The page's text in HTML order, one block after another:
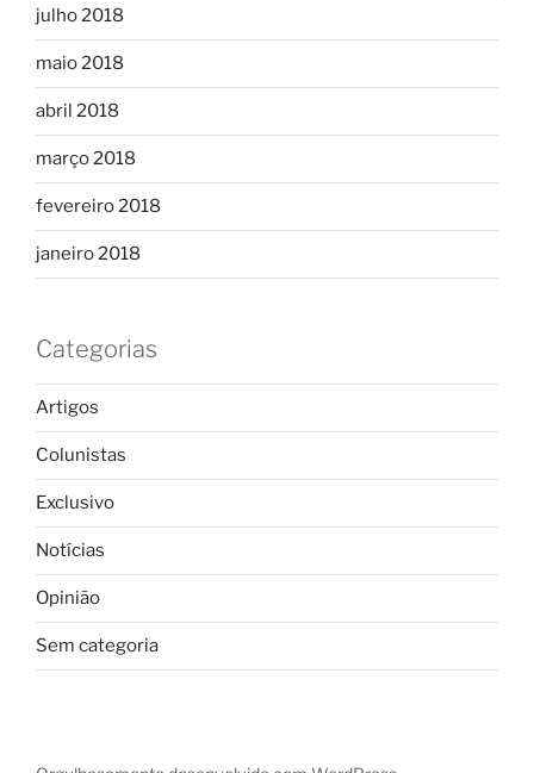
julho 2018
maio 2018
abril 2018
março 2018
fevereiro 2018
janeiro 2018
Categorias
Artigos
Colunistas
Exclusivo
Notícias
Opinião
Sem categoria